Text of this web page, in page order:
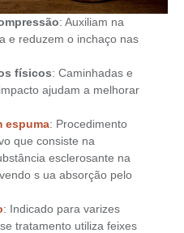
: Auxiliam na
e reduzem o inchaço nas
físicos: Caminhadas e
ajudam a melhorar
espuma: Procedimento
que consiste na
esclerosante na
s ua absorção pelo
: Indicado para varizes
tratamento utiliza feixes